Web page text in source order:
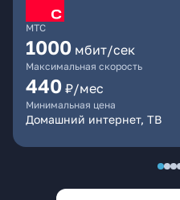
МТС
1000 мбит/сек
Максимальная скорость
440 ₽/мес
Минимальная цена
Домашний интернет, ТВ